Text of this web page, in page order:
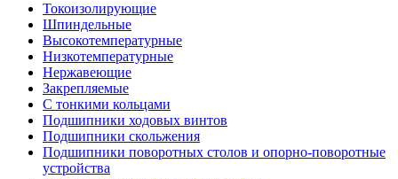
Токоизолирующие
Шпиндельные
Высокотемпературные
Низкотемпературные
Нержавеющие
Закрепляемые
С тонкими кольцами
Подшипники ходовых винтов
Подшипники скольжения
Подшипники поворотных столов и опорно-поворотные
устройства